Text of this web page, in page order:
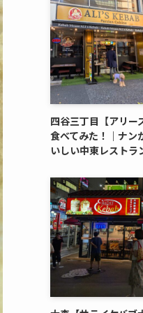
四谷三丁目【アリー
食べてみた！｜ナン
いしい中東レストラ